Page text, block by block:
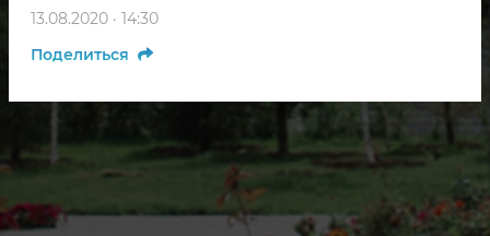
13.08.2020 · 14:30
Поделиться